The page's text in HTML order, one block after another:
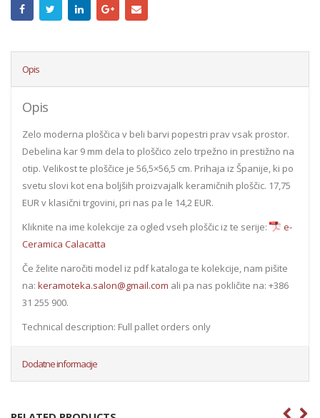
Opis
Opis
Zelo moderna ploščica v beli barvi popestri prav vsak prostor.
Debelina kar 9 mm dela to ploščico zelo trpežno in prestižno na
otip. Velikost te ploščice je 56,5×56,5 cm. Prihaja iz Španije, ki po
svetu slovi kot ena boljših proizvajalk keramičnih ploščic. 17,75
EUR v klasični trgovini, pri nas pa le 14,2 EUR.
Kliknite na ime kolekcije za ogled vseh ploščic iz te serije:
e-
Ceramica Calacatta
Če želite naročiti model iz pdf kataloga te kolekcije, nam pišite
na: keramoteka.salon@gmail.com ali pa nas pokličite na: +386
31 255 900.
Technical description: Full pallet orders only
Dodatne informacije